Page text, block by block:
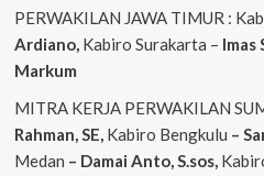
PERWAKILAN JAWA TIMUR :
Ardiano, Kabiro Surakarta – Imas
Markum
MITRA KERJA PERWAKILAN
Rahman, SE, Kabiro Bengkulu –
Medan – Damai Anto, S.sos,